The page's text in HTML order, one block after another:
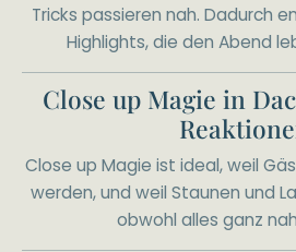
Tricks passieren nah. Dadurch
Highlights, die den Abend
Close up Magie in
Close up Magie ist ideal, weil
werden, und weil Staunen und
obwohl alles ganz